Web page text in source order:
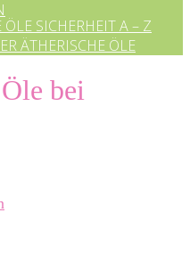
ÖLE SICHERHEIT A – Z
ÄTHERISCHE ÖLE
bei